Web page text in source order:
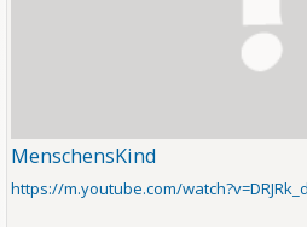
MenschensKind
https://m.youtube.com/